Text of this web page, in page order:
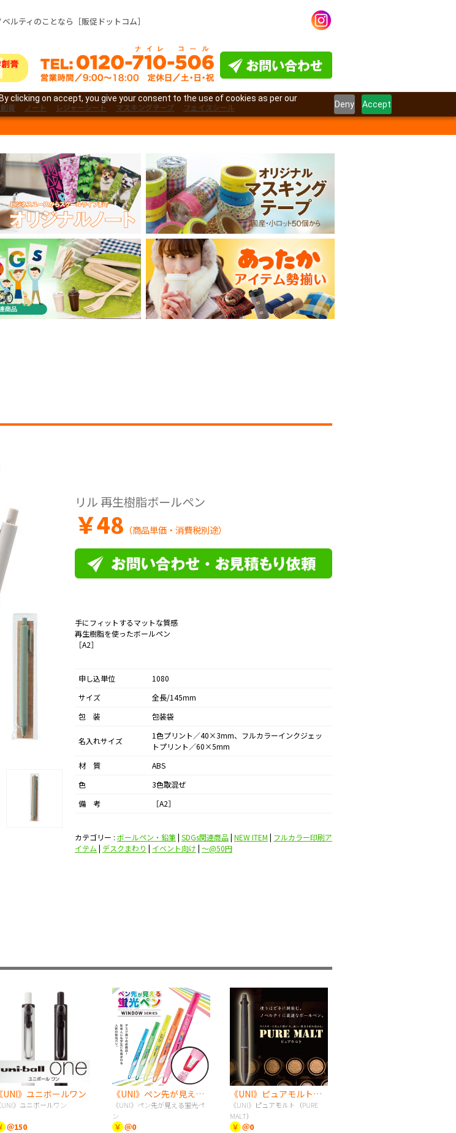
clicking on accept, you give your consent to the use of cookies as per our
Deny Accept
ルティのことなら［販促ドットコム］
膏 ノート レジャーシート マスキングテープ フェイスシール
リル 再生樹脂ボールペン
￥48 （商品単価・消費税別途）
手にフィットするマットな質感
再生樹脂を使ったボールペン
［A2］
申し込単位
1080
サイズ
全長/145mm
包 装
包装袋
名入れサイズ
1色プリント／40×3mm、フルカラーインクジェッ
トプリント／60×5mm
材 質
ABS
色
3色取混ぜ
備 考
［A2］
カテゴリー : ボールペン・鉛筆| SDGs関連商品| NEW ITEM | フルカラー印刷ア
イテム | デスクまわり | イベント向け | 〜@50円
UNI》ユニボールワン
UNI》ユニボールワン
＠150
《UNI》ペン先が見える蛍光ペン
《UNI》ペン先が見える蛍光ペ
ン
￥ ＠0
《UNI》ピュアモルト（PURE MALT）
《UNI》ピュアモルト（PURE
MALT）
￥ ＠0